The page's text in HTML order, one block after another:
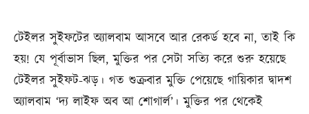
টেইলর সুইফটের অ্যালবাম আসবে আর রেকর্ড হবে না, তাই কি
হয়! যে পূর্বাভাস ছিল, মুক্তির পর সেটা সত্যি করে শুরু হয়েছে
টেইলর সুইফট-ঝড়। গত শুক্রবার মুক্তি পেয়েছে গায়িকার দ্বাদশ
অ্যালবাম ‘দ্য লাইফ অব আ শোগার্ল’। মুক্তির পর থেকেই